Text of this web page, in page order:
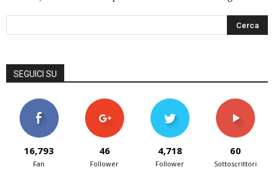
SEGUICI SU
16,793
Fan
46
Follower
4,718
Follower
60
Sottoscrittori